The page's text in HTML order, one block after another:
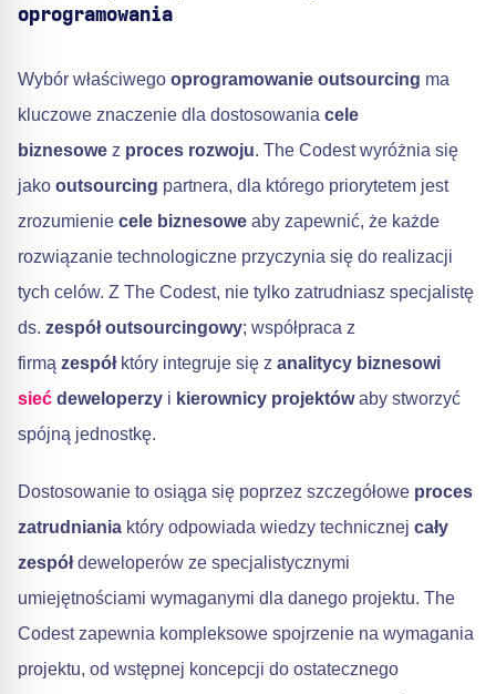
oprogramowania
Wybór właściwego oprogramowanie outsourcing ma
kluczowe znaczenie dla dostosowania cele
biznesowe z proces rozwoju. The Codest wyróżnia się
jako outsourcing partnera, dla którego priorytetem jest
zrozumienie cele biznesowe aby zapewnić, że każde
rozwiązanie technologiczne przyczynia się do realizacji
tych celów. Z The Codest, nie tylko zatrudniasz specjalistę
ds. zespół outsourcingowy; współpraca z
firmą zespółktóry integruje się z analitycy biznesowi
sieć deweloperzy i kierownicy projektówaby stworzyć
spójną jednostkę.
Dostosowanie to osiąga się poprzez szczegółowe proces
zatrudniania który odpowiada wiedzy technicznej cały
zespółdeweloperów ze specjalistycznymi
umiejętnościami wymaganymi dla danego projektu. The
Codest zapewnia kompleksowe spojrzenie na wymagania
projektu, od wstępnej koncepcji do ostatecznego